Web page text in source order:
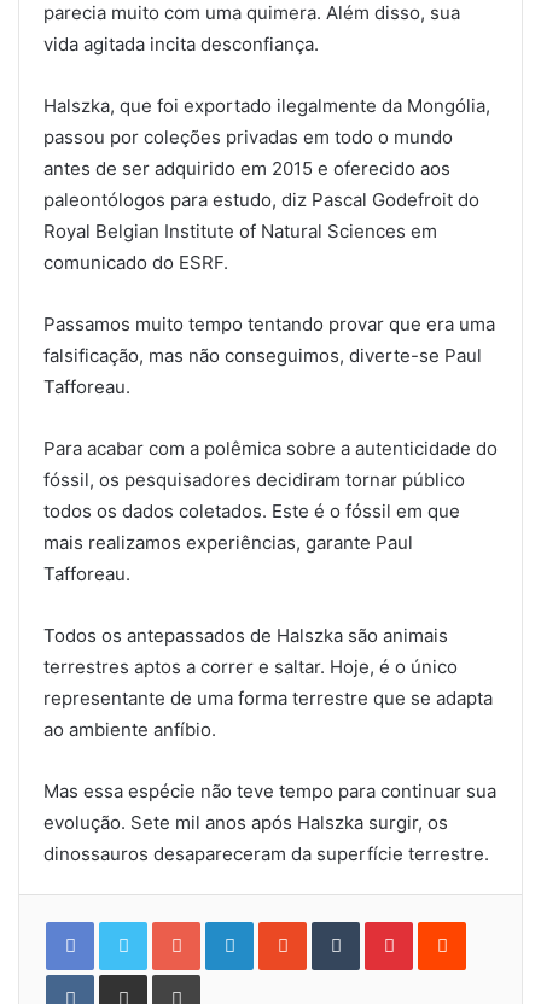
parecia muito com uma quimera. Além disso, sua
vida agitada incita desconfiança.
Halszka, que foi exportado ilegalmente da Mongólia,
passou por coleções privadas em todo o mundo
antes de ser adquirido em 2015 e oferecido aos
paleontólogos para estudo, diz Pascal Godefroit do
Royal Belgian Institute of Natural Sciences em
comunicado do ESRF.
Passamos muito tempo tentando provar que era uma
falsificação, mas não conseguimos, diverte-se Paul
Tafforeau.
Para acabar com a polêmica sobre a autenticidade do
fóssil, os pesquisadores decidiram tornar público
todos os dados coletados. Este é o fóssil em que
mais realizamos experiências, garante Paul
Tafforeau.
Todos os antepassados ​​de Halszka são animais
terrestres aptos a correr e saltar. Hoje, é o único
representante de uma forma terrestre que se adapta
ao ambiente anfíbio.
Mas essa espécie não teve tempo para continuar sua
evolução. Sete mil anos após Halszka surgir, os
dinossauros desapareceram da superfície terrestre.
Google+LinkedInStumbleUpon
TumblrPinterestReddit
VKontakteShare Print